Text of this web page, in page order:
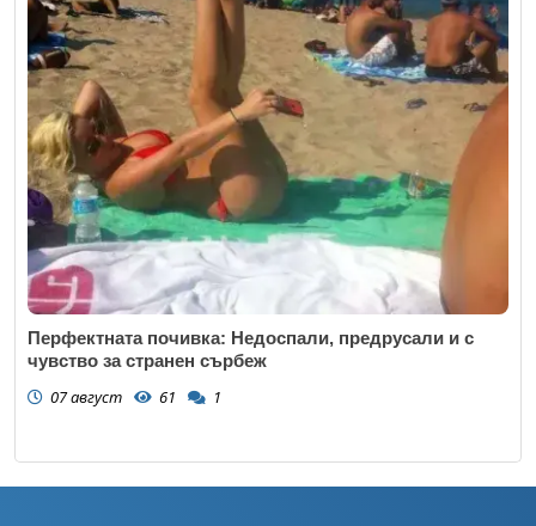
Перфектната почивка: Недоспали, предрусали и с
чувство за странен сърбеж
07 август 61 1